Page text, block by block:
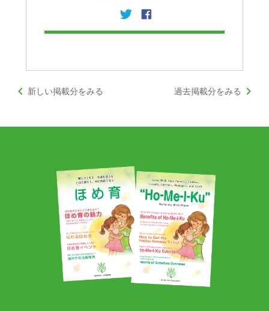
keyboard_arrow_left新しい掲載分をみる 過去掲載分をみる keyboard_arrow_right